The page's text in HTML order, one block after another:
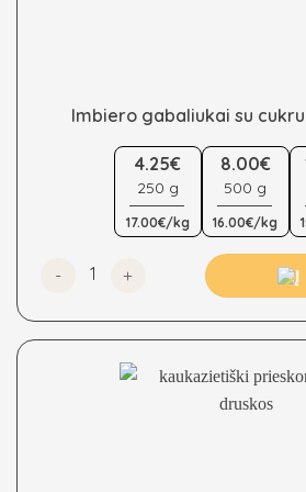
Imbiero gabaliukai su
product
has
multiple
variants.
The
options
may
be
on
the
4.25€
250 g
17.00€/kg
8.00€
500 g
16.00€/kg
produkto kiekis: Imbiero Į